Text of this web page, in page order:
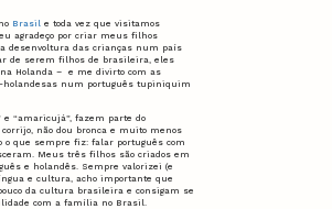
Brasile toda vez que visitamos
agradeço por criar meus filhos
desenvoltura das crianças num país
de serem filhos de brasileira, eles
Holanda – e me divirto com as
holandesas num português tupiniquim
e “amaricujá”, fazem parte do
corrijo, não dou bronca e muito menos
o que sempre fiz: falar português com
Meus três filhos são criados em
e holandês. Sempre valorizei (e
e cultura, acho importante que
da cultura brasileira e consigam se
com a família no Brasil.